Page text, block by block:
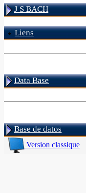
J S BACH
Liens
Data Base
Base de datos
Version classique